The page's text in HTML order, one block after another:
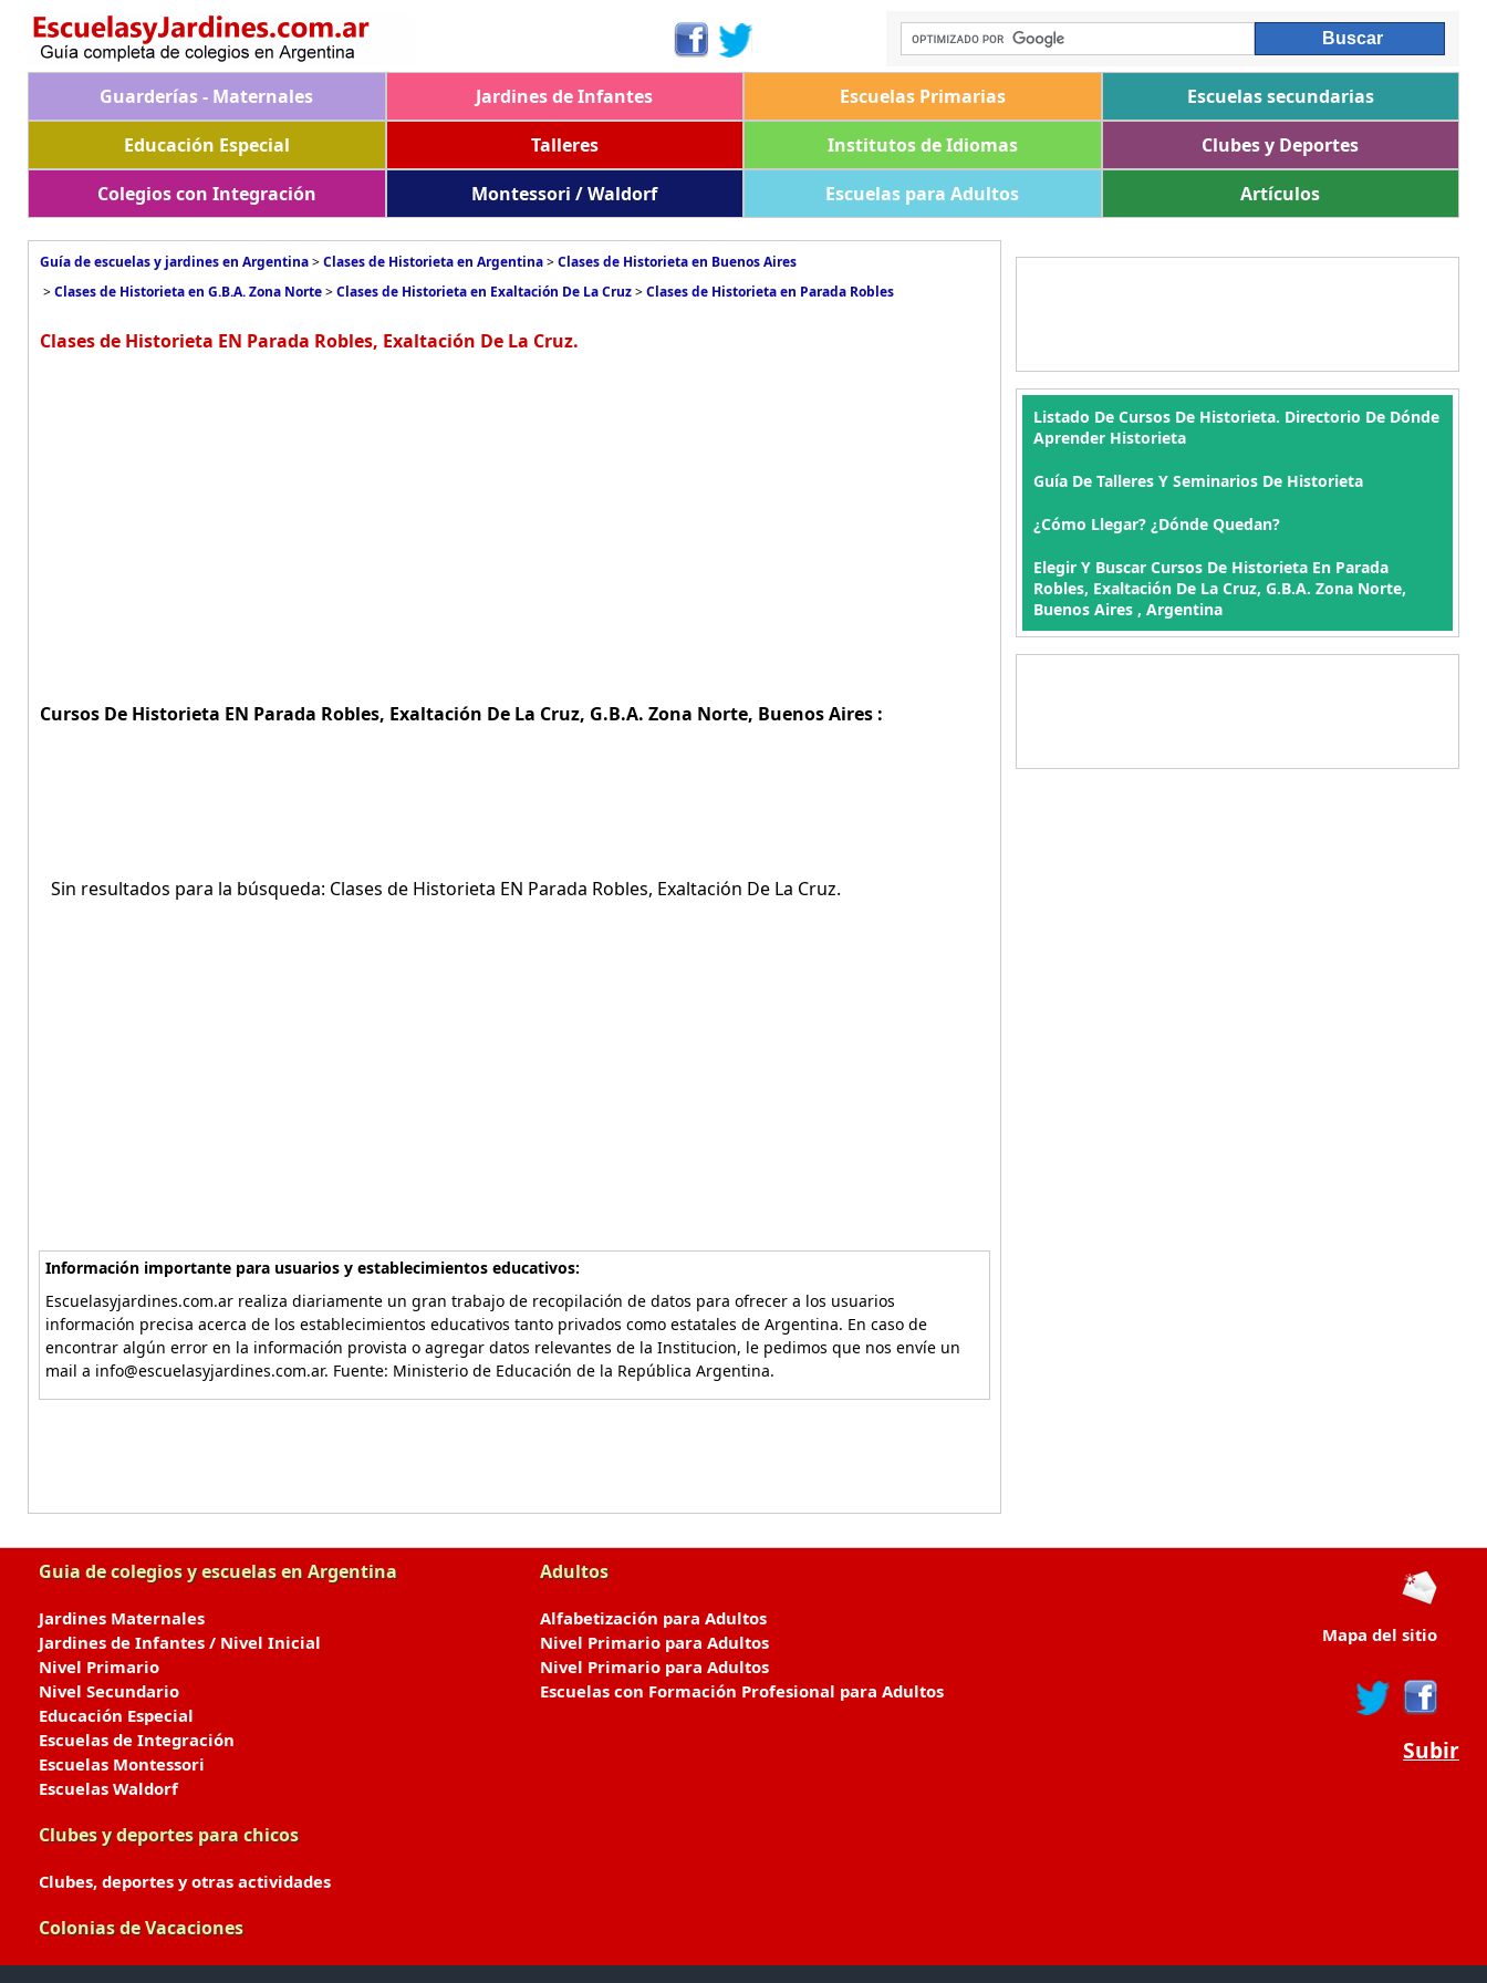
Guarderías - Maternales Jardines de Infantes Escuelas Primarias
Escuelas secundarias
Educación Especial
Talleres Institutos de Idiomas
Clubes y Deportes
Colegios con Integración
Montessori / Waldorf Escuelas para Adultos Artículos
Guía de escuelas y jardines en Argentina>Clases de Historieta en Argentina>Clases de Historieta en Buenos Aires
>Clases de Historieta en G.B.A. Zona Norte>Clases de Historieta en Exaltación De La Cruz>Clases de Historieta en Parada Robles
Clases de Historieta EN Parada Robles, Exaltación De La Cruz.
Cursos De Historieta EN Parada Robles, Exaltación De La Cruz, G.B.A. Zona Norte, Buenos Aires :
Sin resultados para la búsqueda: Clases de Historieta EN Parada Robles, Exaltación De La Cruz.
Información importante para usuarios y establecimientos educativos:
Escuelasyjardines.com.ar realiza diariamente un gran trabajo de recopilación de datos para ofrecer a los usuarios
información precisa acerca de los establecimientos educativos tanto privados como estatales de Argentina. En caso de
encontrar algún error en la información provista o agregar datos relevantes de la Institucion, le pedimos que nos envíe un
mail a info@escuelasyjardines.com.ar. Fuente: Ministerio de Educación de la República Argentina.
Listado De Cursos De Historieta. Directorio De Dónde
Aprender Historieta
Guía De Talleres Y Seminarios De Historieta
¿Cómo Llegar? ¿Dónde Quedan?
Elegir Y Buscar Cursos De Historieta En Parada
Robles, Exaltación De La Cruz, G.B.A. Zona Norte,
Buenos Aires , Argentina
Guia de colegios y escuelas en Argentina
Jardines Maternales
Jardines de Infantes / Nivel Inicial
Nivel Primario
Nivel Secundario
Educación Especial
Escuelas de Integración
Escuelas Montessori
Escuelas Waldorf
Clubes y deportes para chicos
Clubes, deportes y otras actividades
Colonias de Vacaciones
Adultos
Alfabetización para Adultos
Nivel Primario para Adultos
Nivel Primario para Adultos
Escuelas con Formación Profesional para Adultos
Mapa del sitio
Subir